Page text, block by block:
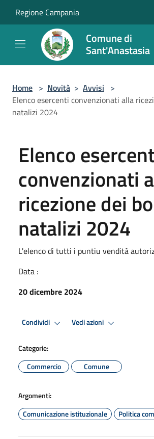
Regione Campania
Comune di
Sant'Anastasia
Home > Novità > Avvisi >
Elenco esercenti convenzionati alla
natalizi 2024
Elenco
convenzionati
ricezione dei
natalizi 2024
L'elenco di tutti i puntiu vendità
Data :
20 dicembre 2024
Condividi Vedi azioni
Categorie:
Commercio
Comune
Argomenti:
Comunicazione istituzionale
Politica